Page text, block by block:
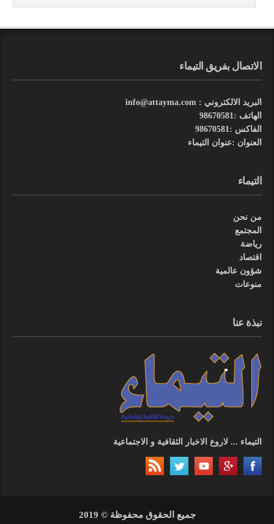
الاتصال بفريق التيماء
البريد الالكتروني : info@attayma.com
الهاتف :98670581
الفاكس :98670581
العنوان :عنوان التيماء
التيماء
من نحن
المجتمع
رياضة
اقتصاد
شؤون عالمية
منوعات
نبذة عنا
التيماء ... لاروع الاخبار الثقافية و الاجتماعية
جميع الحقوق محفوظة © 2019